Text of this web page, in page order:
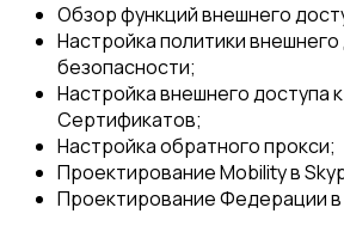
Обзор функций внешнего
Настройка политики внешнего
безопасности;
Настройка внешнего доступа
Сертификатов;
Настройка обратного прокси;
Проектирование Mobility в
Проектирование Федерации в